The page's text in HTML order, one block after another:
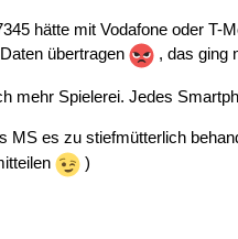
hätte mit Vodafone oder T-
übertragen
, das ging
mehr Spielerei. Jedes
MS es zu stiefmütterlich
)